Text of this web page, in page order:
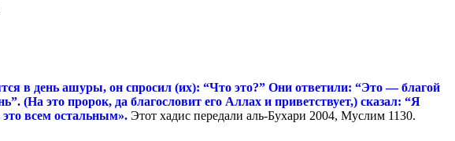
в день ашуры, он спросил (их): “Что это?” Они ответили: “Это — благой
(На это пророк, да благословит его Аллах и приветствует,) сказал: “Я
всем остальным». Этот хадис передали аль-Бухари 2004, Муслим 1130.